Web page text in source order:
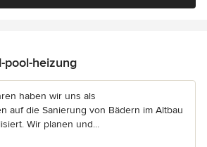
pool-heizung
haben wir uns als
auf die Sanierung von Bädern im Altbau
Wir planen und...